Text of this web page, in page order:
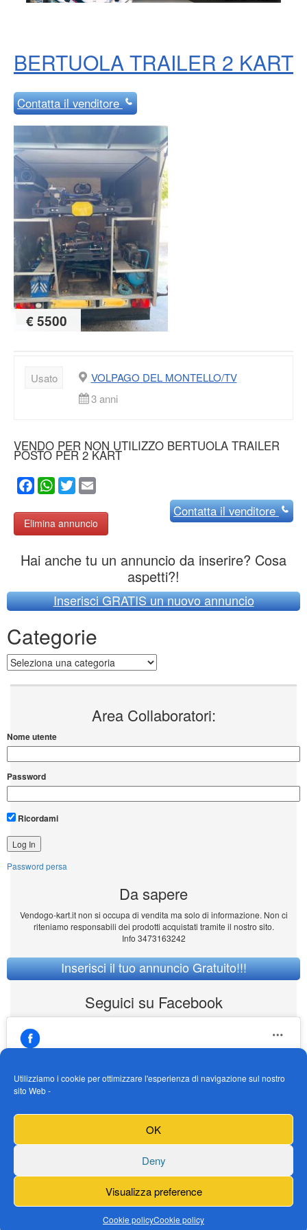
Utilizziamo i cookie per ottimizzare l'esperienza di navigazione sul nostro
sito Web -
OK
Deny
Visualizza preference
Cookie policyCookie policy
BERTUOLA TRAILER 2 KART
Contattail venditore
€ 5500
Usato
VOLPAGO DEL MONTELLO/TV
3 anni
VENDO PER NON UTILIZZO BERTUOLA TRAILER
POSTO PER 2 KART
Facebook
WhatsApp
Twitter
Elimina annuncio
Contattail venditore
Hai anche tu un annuncio da inserire? Cosa
aspetti?!
Inserisci GRATIS un nuovo annuncio
Categorie
Categorie
Area Collaboratori:
Nome utente
Password
Ricordami
Password persa
Da sapere
Vendogo-kart.it non si occupa di vendita ma solo di informazione. Non ci
riteniamo responsabili dei prodotti acquistati tramite il nostro sito.
Info 3473163242
Inserisci il tuo annuncio Gratuito!!!
Seguici su Facebook
https://www.facebook.com/Vendogokartit/
Fai clic per accettare i cookie marketing e
abilitare questo contenuto